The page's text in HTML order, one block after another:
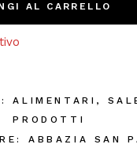
AL CARRELLO
ALIMENTARI ,
PRODOTTI
ABBAZIA SAN